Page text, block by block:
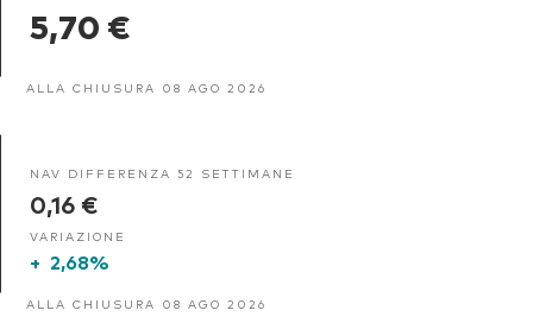
5,70 €
ALLA CHIUSURA 08 AGO 2026
NAV DIFFERENZA 52 SETTIMANE
0,16 €
VARIAZIONE
+ 2,68%
ALLA CHIUSURA 08 AGO 2026